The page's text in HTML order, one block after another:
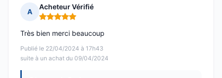
A
Acheteur Vérifié
Note : 5 sur 5
Publié le 22/04/2024 à 17h43
suite à un achat du 09/04/2024
Très bien merci beaucoup